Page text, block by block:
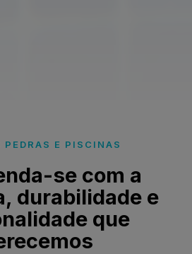
PEDRAS E PISCINAS
se com a
durabilidade e
que